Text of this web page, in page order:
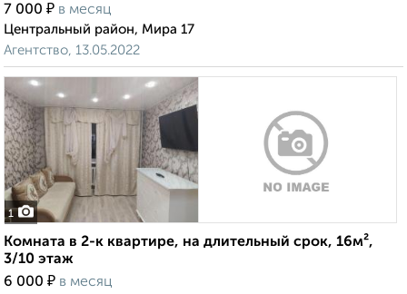
7 000 ₽ в месяц
Центральный район, Мира 17
Агентство, 13.05.2022
1
Комната в 2-к квартире, на длительный срок, 16м²,
3/10 этаж
6 000 ₽ в месяц